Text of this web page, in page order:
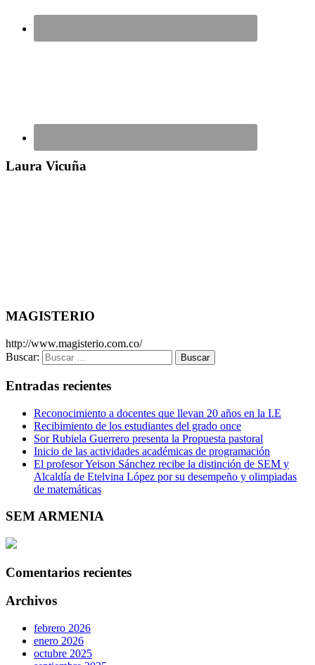
Laura Vicuña
MAGISTERIO
http://www.magisterio.com.co/
Buscar:
Entradas recientes
Reconocimiento a docentes que llevan 20 años en la I.E
Recibimiento de los estudiantes del grado once
Sor Rubiela Guerrero presenta la Propuesta pastoral
Inicio de las actividades académicas de programación
El profesor Yeison Sánchez recibe la distinción de SEM y
Alcaldía de Etelvina López por su desempeño y olimpiadas
de matemáticas
SEM ARMENIA
Comentarios recientes
Archivos
febrero 2026
enero 2026
octubre 2025